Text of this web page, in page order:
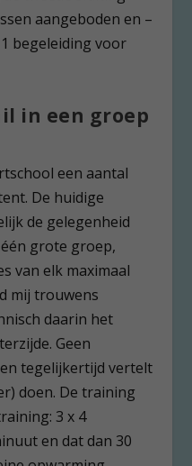
aangeboden en –
begeleiding voor
in een groep
een aantal
De huidige
de gelegenheid
grote groep,
van elk maximaal
mij trouwens
daarin het
Geen
tegelijkertijd vertelt
doen. De training
3 x 4
en dat dan 30